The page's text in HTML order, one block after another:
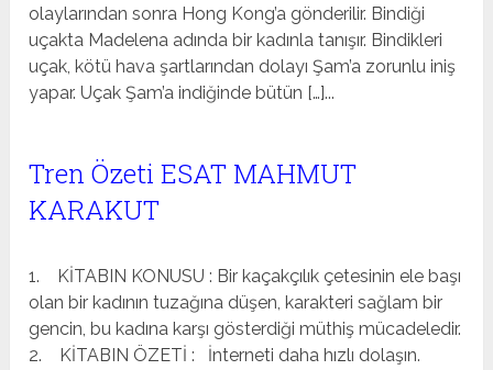
olaylarından sonra Hong Kong’a gönderilir. Bindiği
uçakta Madelena adında bir kadınla tanışır. Bindikleri
uçak, kötü hava şartlarından dolayı Şam’a zorunlu iniş
yapar. Uçak Şam’a indiğinde bütün […]...
Tren Özeti ESAT MAHMUT
KARAKUT
1. KİTABIN KONUSU : Bir kaçakçılık çetesinin ele başı
olan bir kadının tuzağına düşen, karakteri sağlam bir
gencin, bu kadına karşı gösterdiği müthiş mücadeledir.
2. KİTABIN ÖZETİ : İnterneti daha hızlı dolaşın.